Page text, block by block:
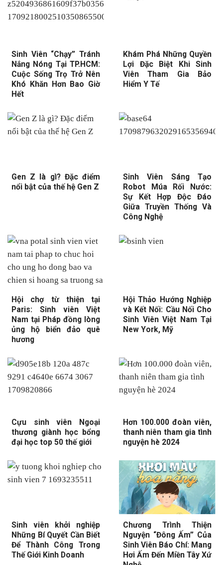
Sinh Viên “Chạy” Tránh
Nắng Nóng Tại TP.HCM:
Cuộc Sống Trọ Trở Nên
Khó Khăn Hơn Bao Giờ
Hết
Khám Phá Những Quyền
Lợi Đặc Biệt Khi Sinh
Viên Tham Gia Bảo
Hiểm Y Tế
Gen Z là gì? Đặc điểm
nổi bật của thế hệ Gen Z
Sinh Viên Sáng Tạo
Robot Múa Rối Nước:
Sự Kết Hợp Độc Đáo
Giữa Truyền Thống Và
Công Nghệ
Hội chợ từ thiện tại
Paris: Sinh viên Việt
Nam tại Pháp đồng lòng
ủng hộ biển đảo quê
hương
Hội Thảo Hướng Nghiệp
và Kết Nối: Cầu Nối Cho
Sinh Viên Việt Nam Tại
New York, Mỹ
Cựu sinh viên Ngoại
thương giành học bổng
đại học top 50 thế giới
Hơn 100.000 đoàn viên,
thanh niên tham gia tình
nguyện hè 2024
Sinh viên khởi nghiệp
Những Bí Quyết Cần Biết
Để Thành Công Trong
Thế Giới Kinh Doanh
Chương Trình Thiện
Nguyện “Đông Ấm” Của
Sinh Viên Báo Chí: Mang
Hơi Ấm Đến Miền Tây Xứ